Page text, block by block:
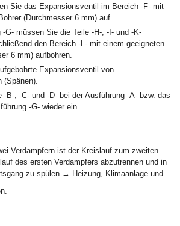
Sie das Expansionsventil im Bereich -F- mit
(Durchmesser 6 mm) auf.
-G- müssen Sie die Teile -H-, -I- und -K-
den Bereich -L- mit einem geeigneten
6 mm) aufbohren.
Expansionsventil von
(Spänen).
-B-, -C- und -D- bei der Ausführung -A- bzw. das
-G- wieder ein.
Verdampfern ist der Kreislauf zum zweiten
des ersten Verdampfers abzutrennen und in
zu spülen → Heizung, Klimaanlage und.